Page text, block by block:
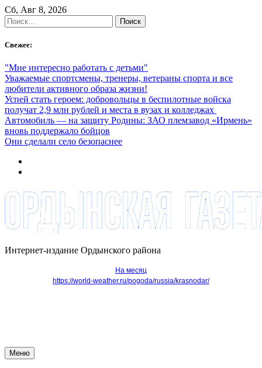
Skip
to
content
Сб, Авг 8, 2026
Найти:
Свежее:
"Мне интересно работать с детьми"
Уважаемые спортсмены, тренеры, ветераны спорта и все
любители активного образа жизни!
Успей стать героем: добровольцы в беспилотные войска
получат 2,9 млн рублей и места в вузах и колледжах
Автомобиль — на защиту Родины: ЗАО племзавод «Ирмень»
вновь поддержало бойцов
Они сделали село безопаснее
Интернет-издание Ордынского района
На месяц
https://world-weather.ru/pogoda/russia/krasnodar/
Меню